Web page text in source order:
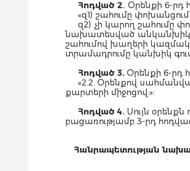
Հոդված 2․ Օրենքի 6-րդ
«զ1) շահումը
զ2) չի կարող շահումը
նախատեսված անկանխիկ
շահումով խաղերի
տրամադրումը կանխիկ
Հոդված 3. Օրենքի 6-րդ
«2.2. Օրենքով
քարտերի միջոցով:»:
Հոդված 4. Սույն
բացառությամբ 3-րդ
Հանրապետության